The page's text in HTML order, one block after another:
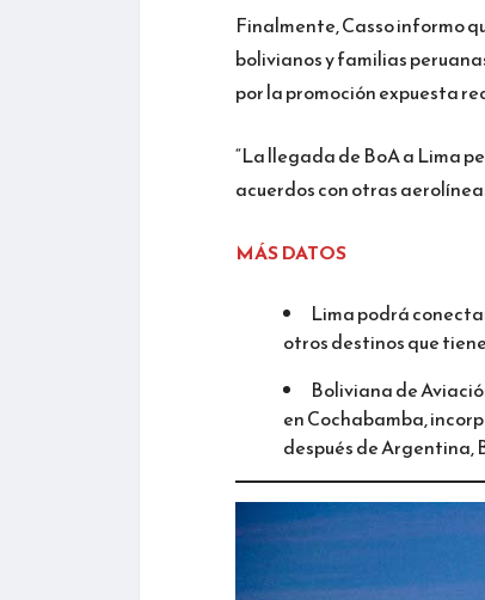
Finalmente, Casso informo
bolivianos y familias
por la promoción expuesta
“La llegada de BoA a Lima
acuerdos con otras
MÁS DATOS
Lima podrá
otros destinos que
Boliviana de
en Cochabamba,
después de Argentina,